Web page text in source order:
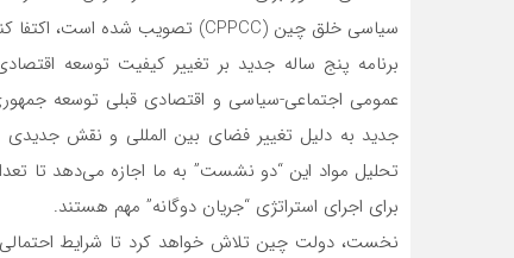
سیاسی خلق چین (CPPCC) تصویب شده است، اکتفا کنند.
برنامه پنج ساله جدید بر تغییر کیفیت توسعه
عمومی اجتماعی-سیاسی و اقتصادی قبلی توسعه
جدید به دلیل تغییر فضای بین المللی و نقش
تحلیل مواد این “دو نشست” به ما اجازه‌ می‌دهد تا
برای اجرای استراتژی “جریان دوگانه” مهم هستند.
نخست، دولت چین تلاش خواهد کرد تا شرایط